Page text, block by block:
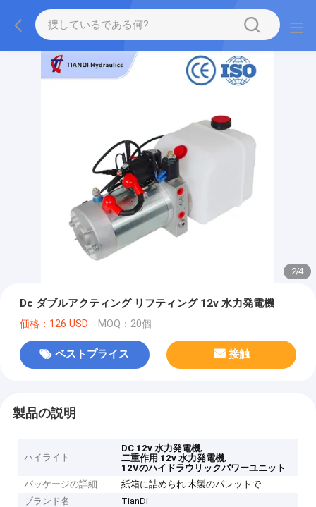
2/4
Dc ダブルアクティング リフティング 12v 水力発電機
価格：126 USD MOQ：20個
ベストプライス 接触
製品の説明
ハイライト
DC 12v 水力発電機,
二重作用 12v 水力発電機,
12Vのハイドラウリックパワーユニット
パッケージの詳細
紙箱に詰められ 木製のパレットで
ブランド名
TianDi